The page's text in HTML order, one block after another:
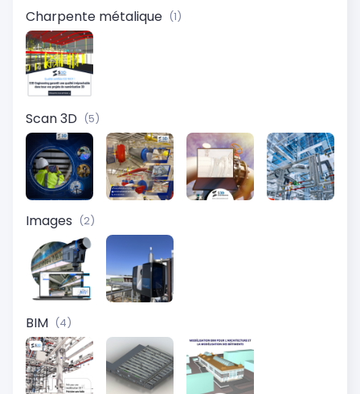
Charpente métalique (1)
Scan 3D (5)
Images (2)
BIM (4)